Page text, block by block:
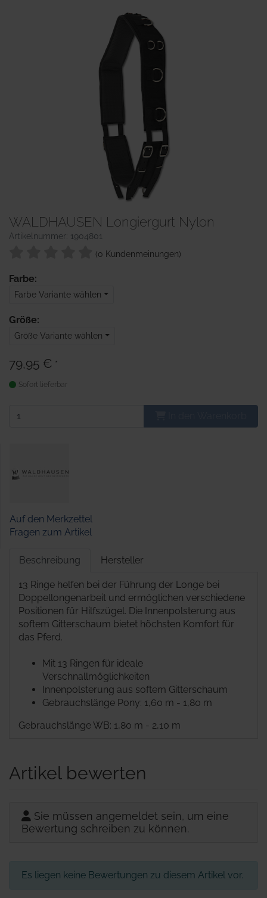
WALDHAUSEN Longiergurt Nylon
Artikelnummer: 1904801
(0 Kundenmeinungen)
Farbe:
Farbe Variante wählen
Größe:
Größe Variante wählen
79,95 € *
Sofort lieferbar
Auf den Merkzettel
Fragen zum Artikel
Beschreibung Hersteller
13 Ringe helfen bei der Führung der Longe bei
Doppellongenarbeit und ermöglichen verschiedene
Positionen für Hilfszügel. Die Innenpolsterung aus
softem Gitterschaum bietet höchsten Komfort für
das Pferd.
Mit 13 Ringen für ideale
Verschnallmöglichkeiten
Innenpolsterung aus softem Gitterschaum
Gebrauchslänge Pony: 1,60 m - 1,80 m
Gebrauchslänge WB: 1,80 m - 2,10 m
Artikel bewerten
Sie müssen angemeldet sein, um eine
Bewertung schreiben zu können.
Es liegen keine Bewertungen zu diesem Artikel vor.